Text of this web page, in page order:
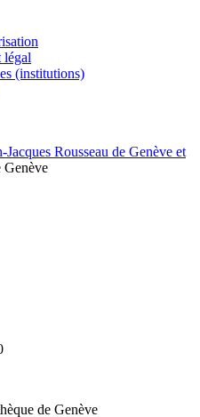
légal
(institutions)
de Genève